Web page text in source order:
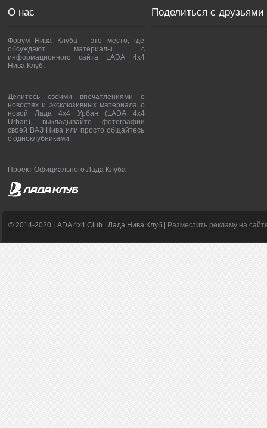
О нас
Форум Нива Клуба - это место, где
обсуждают материалы с
информационного сайта LADA 4x4
Нива Клуб.
Делитесь своими впечатлениями о
новостях и эксклюзивных материала о
новой Лада 4х4 Урбан (LADA 4x4
Urban), выкладывайте фотографии
своей ВАЗ Нива или просто общайтесь
с одноклубниками.
Проект Официального Лада Клуба
Поделиться с друзьями
© 2014-2020 LADA 4x4 Club | Лада Нива Клуб | Разместить рекламу на